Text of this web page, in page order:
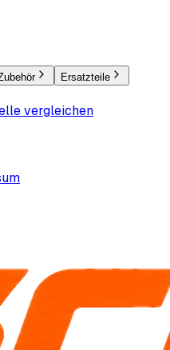
Ersatzteile
vergleichen